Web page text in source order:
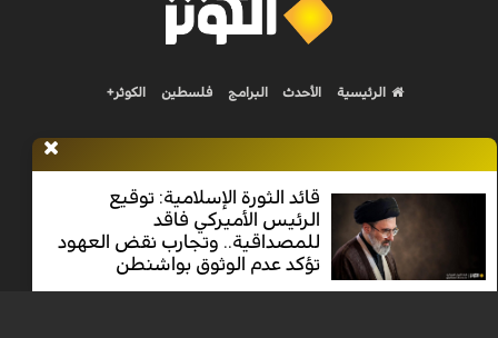
قائد الثورة الإسلامية: توقيع
الرئيس الأميركي فاقد
للمصداقية.. وتجارب نقض العهود
تؤكد عدم الوثوق بواشنطن
الرئيسية الأحدث البرامج فلسطين الكوثر+
Nilesat 11900 V | Badr 8 11747 V | Badr5 12284 V